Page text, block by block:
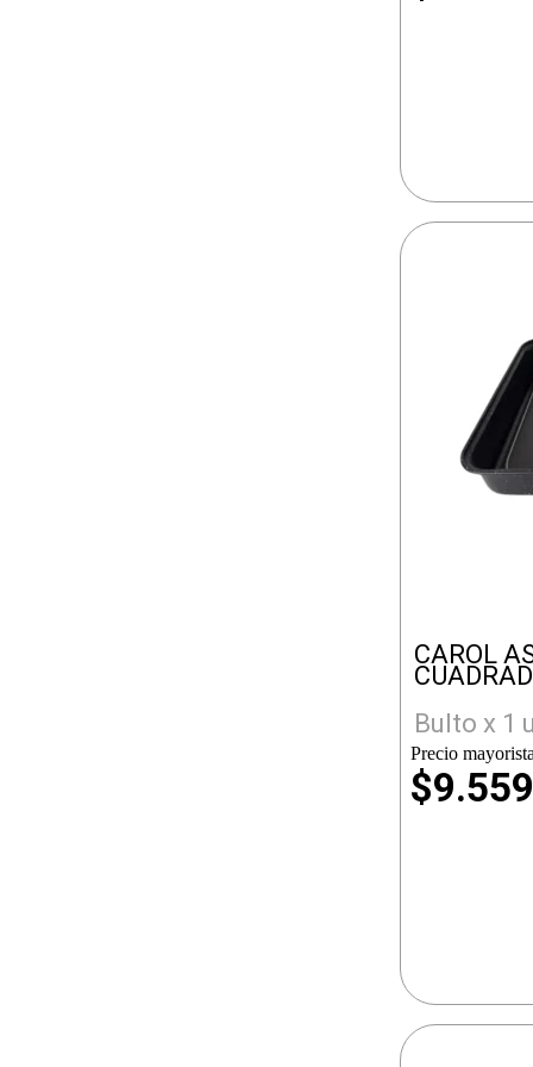
CAROL
Bulto x 1
Precio
$9.559